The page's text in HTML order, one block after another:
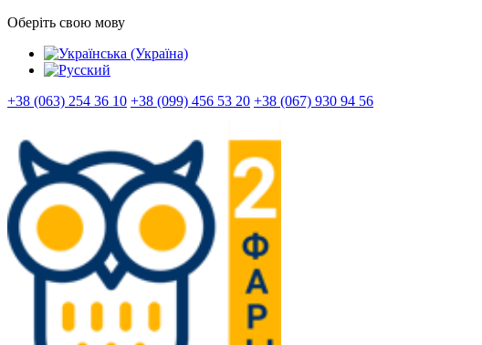
Оберіть свою мову
+38 (063) 254 36 10 +38 (099) 456 53 20 +38 (067) 930 94 56